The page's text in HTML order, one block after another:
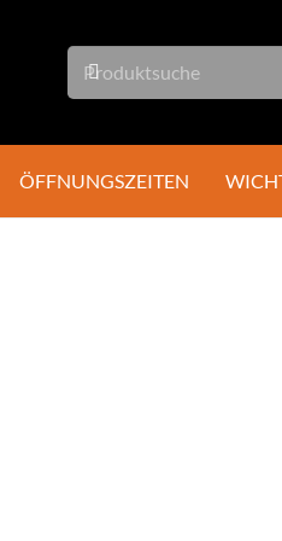
ÖFFNUNGSZEITEN